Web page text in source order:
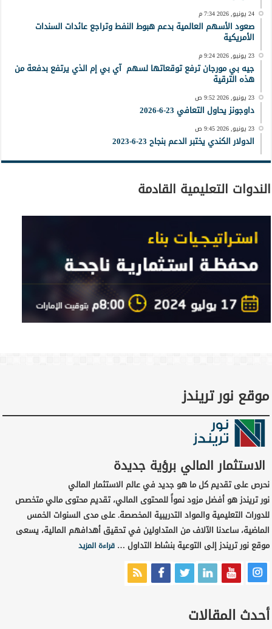
24 يونيو, 2026 7:34 م
صعود الأسهم العالمية بدعم هبوط النفط وتراجع عائدات السندات
الأمريكية
23 يونيو, 2026 9:24 م
جيه بي مورجان ترفع توقعاتها لسهم آي بي إم الذي يرتفع بدفعة من
هذه الترقية
23 يونيو, 2026 9:52 ص
داوجونز يحاول التعافي 23-6-2026
23 يونيو, 2026 9:45 ص
الدولار الكندي يختبر الدعم بنجاح 23-6-2023
الندوات التعليمية القادمة
موقع نور تريندز
الاستثمار المالي برؤية جديدة
نحرص على تقديم كل ما هو جديد في عالم الاستثمار المالي
نور تريندز هو أفضل مزود نمواً للمحتوى المالي، تقديم محتوى مالي متخصص
للدورات التعليمية والمواد التدريبية المخصصة. على مدى السنوات الخمس
الماضية، ساعدنا الآلاف من المتداولين في تحقيق أهدافهم المالية، يسعى
موقع نور تريندز إلى التوعية بنشاط التداول …قراءة المزيد
أحدث المقالات